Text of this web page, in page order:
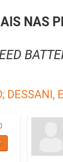
NAS
DESSANI,